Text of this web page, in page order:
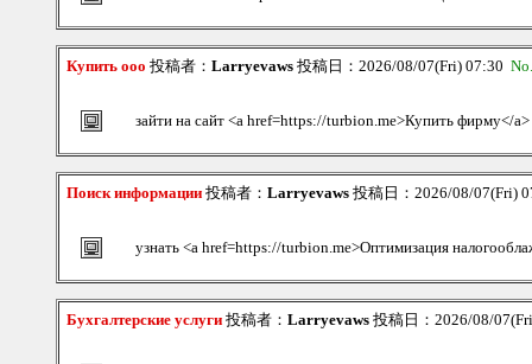
Купить ооо 投稿者： Larryevaws 投稿日：2026/08/07(Fri) 07:30
зайти на сайт <a href=https://turbion.me>Купить фирму</a>
Поиск информации 投稿者： Larryevaws 投稿日：2026/08/07(Fri)
узнать <a href=https://turbion.me>Оптимизация
Бухгалтерские услуги 投稿者： Larryevaws 投稿日：2026/08/